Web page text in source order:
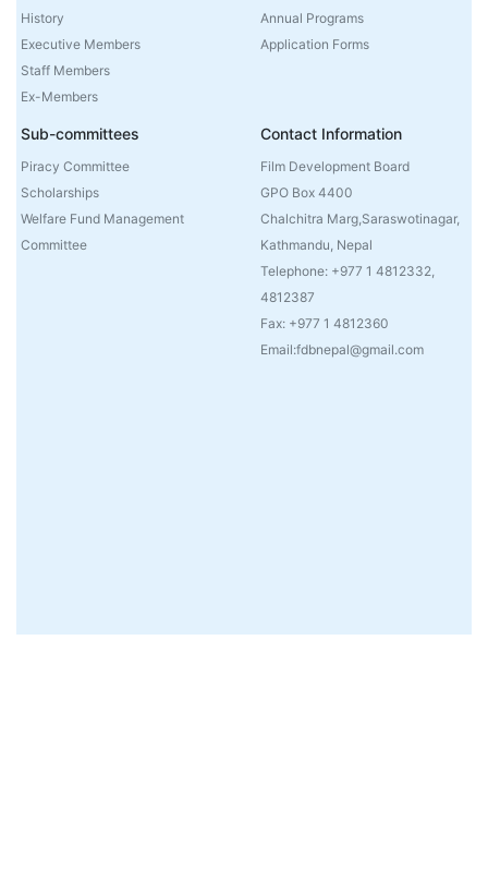
History
Executive Members
Staff Members
Ex-Members
Annual Programs
Application Forms
Sub-committees
Piracy Committee
Scholarships
Welfare Fund Management
Committee
Contact Information
Film Development Board
GPO Box 4400
Chalchitra Marg,Saraswotinagar,
Kathmandu, Nepal
Telephone: +977 1 4812332,
4812387
Fax: +977 1 4812360
Email:fdbnepal@gmail.com